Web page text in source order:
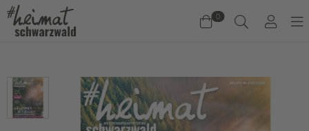
0
Es befinden sich keine Produkte im Warenkorb.
Jetzt einkaufen